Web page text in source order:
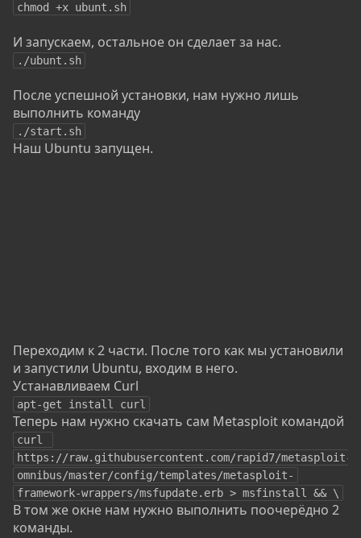
chmod +x ubunt.sh
И запускаем, остальное он сделает за нас.
./ubunt.sh
После успешной установки, нам нужно лишь
выполнить команду
./start.sh
Наш Ubuntu запущен.
Переходим к 2 части. После того как мы установили
и запустили Ubuntu, входим в него.
Устанавливаем Curl
apt-get install curl
Теперь нам нужно скачать сам Metasploit командой
curl
https://raw.githubusercontent.com/rapid7/metasploit-
omnibus/master/config/templates/metasploit-
framework-wrappers/msfupdate.erb > msfinstall && \
В том же окне нам нужно выполнить поочерёдно 2
команды.